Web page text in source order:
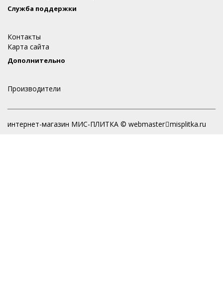
Служба поддержки
Контакты
Карта сайта
Дополнительно
Производители
интернет-магазин МИС-ПЛИТКА © webmaster misplitka.ru